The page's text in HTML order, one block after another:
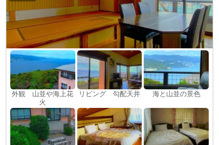
外観 山並や海上花
火
リビング 勾配天井 海と山並の景色